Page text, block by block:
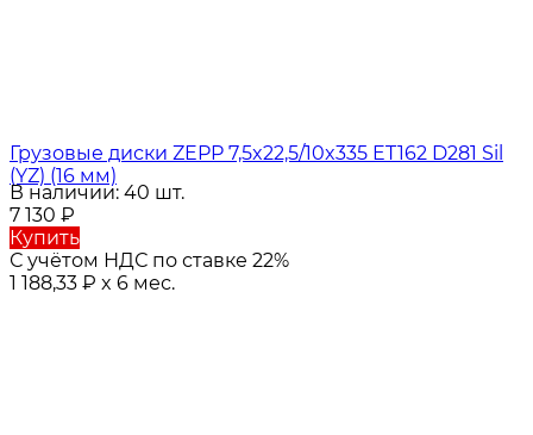
Грузовые диски ZEPP 7,5x22,5/10x335 ET162 D281 Sil
(YZ) (16 мм)
В наличии: 40 шт.
7 130 ₽
Купить
С учётом НДС по ставке 22%
1 188,33 ₽ x 6 мес.